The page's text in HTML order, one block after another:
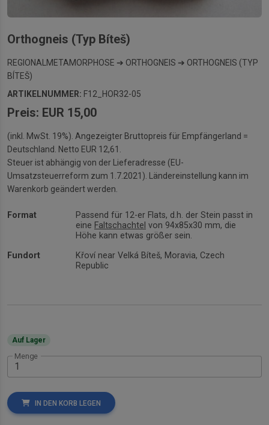
Orthogneis (Typ Bíteš)
REGIONALMETAMORPHOSE ➔ ORTHOGNEIS ➔ ORTHOGNEIS (TYP
BÍTEŠ)
ARTIKELNUMMER: F12_HOR32-05
Preis: EUR 15,00
(inkl. MwSt. 19%). Angezeigter Bruttopreis für Empfängerland =
Deutschland. Netto EUR 12,61.
Steuer ist abhängig von der Lieferadresse (EU-
Umsatzsteuerreform zum 1.7.2021). Ländereinstellung kann im
Warenkorb geändert werden.
Format
Passend für 12-er Flats, d.h. der Stein passt in
eine Faltschachtel von 94x85x30 mm, die
Höhe kann etwas größer sein.
Fundort
Křoví near Velká Bíteš, Moravia, Czech
Republic
Auf Lager
Menge
IN DEN KORB LEGEN